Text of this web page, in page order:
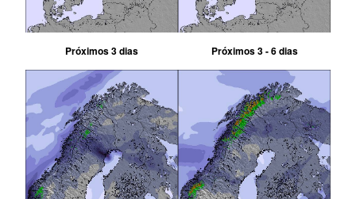
Próximos 3 dias Próximos 3 - 6 dias